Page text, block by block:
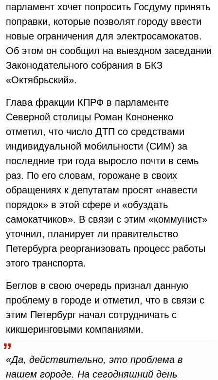
парламент хочет попросить Госдуму принять
поправки, которые позволят городу ввести
новые ограничения для электросамокатов.
Об этом он сообщил на выездном заседании
Законодательного собрания в БКЗ
«Октябрьский».
Глава фракции КПРФ в парламенте
Северной столицы Роман Кононенко
отметил, что число ДТП со средствами
индивидуальной мобильности (СИМ) за
последние три года выросло почти в семь
раз. По его словам, горожане в своих
обращениях к депутатам просят «навести
порядок» в этой сфере и «обуздать
самокатчиков». В связи с этим «коммунист»
уточнил, планирует ли правительство
Петербурга реорганизовать процесс работы
этого транспорта.
Беглов в свою очередь признал данную
проблему в городе и отметил, что в связи с
этим Петербург начал сотрудничать с
кикшеринговыми компаниями.
«Да, действительно, это проблема в
нашем городе. На сегодняшний день